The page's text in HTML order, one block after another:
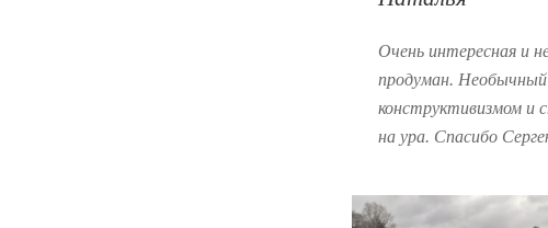
Очень интересная и
продуман. Необычный
конструктивизмом и
на ура. Спасибо